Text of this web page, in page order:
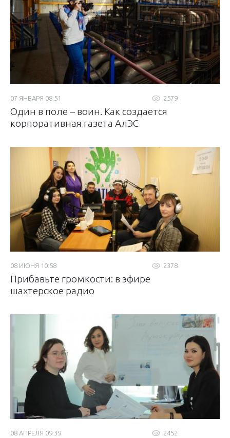
2579
07 ЯНВАРЯ 08:51
Один в поле – воин. Как создается
корпоративная газета АлЭС
2378
08 ИЮНЯ 10:58
Прибавьте громкости: в эфире
шахтерское радио
2452
08 АПРЕЛЯ 09:39